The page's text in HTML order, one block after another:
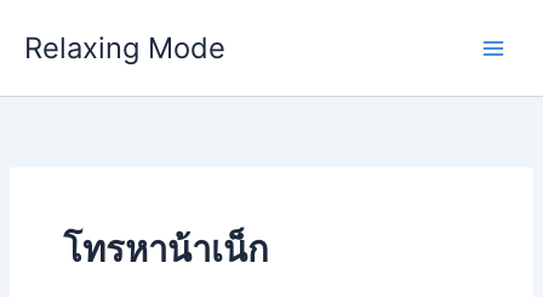
Relaxing Mode
โทรหาน้าเน็ก